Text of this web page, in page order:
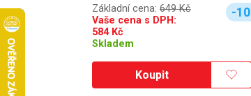
Základní cena: 649 Kč
Vaše cena s DPH:
584Kč
Skladem
-10
Koupit